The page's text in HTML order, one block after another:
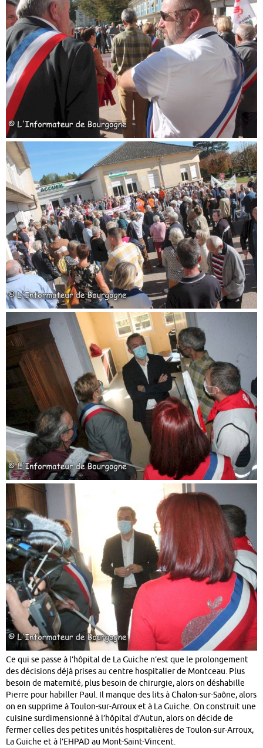
Ce qui se passe à l’hôpital de La Guiche n’est que le prolongement
des décisions déjà prises au centre hospitalier de Montceau. Plus
besoin de maternité, plus besoin de chirurgie, alors on déshabille
Pierre pour habiller Paul. Il manque des lits à Chalon-sur-Saône, alors
on en supprime à Toulon-sur-Arroux et à La Guiche. On construit une
cuisine surdimensionné à l’hôpital d’Autun, alors on décide de
fermer celles des petites unités hospitalières de Toulon-sur-Arroux,
La Guiche et à l’EHPAD au Mont-Saint-Vincent.